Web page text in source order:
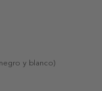
y blanco)